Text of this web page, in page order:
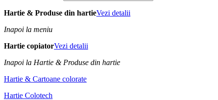
Hartie & Produse din hartieVezi detalii
Inapoi la meniu
Hartie copiatorVezi detalii
Inapoi la Hartie & Produse din hartie
Hartie & Cartoane colorate
Hartie Colotech